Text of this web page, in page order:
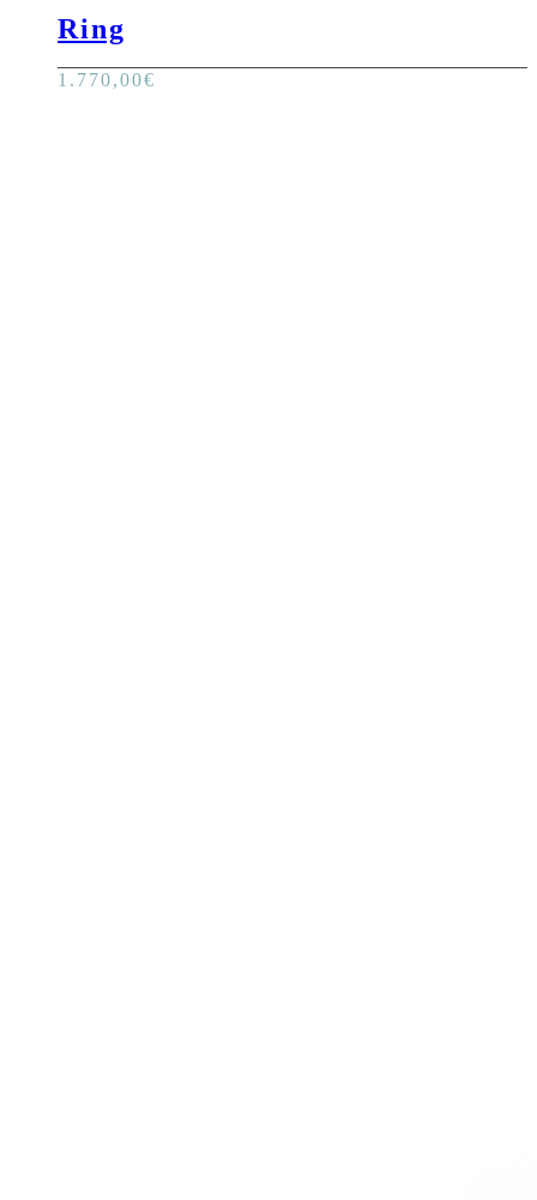
Ring
1.770,00€